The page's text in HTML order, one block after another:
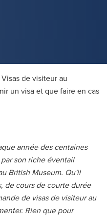
Visas de visiteur au
un visa et que faire en cas
année des centaines
son riche éventail
British Museum. Qu'il
de cours de courte durée
de visas de visiteur au
Rien que pour